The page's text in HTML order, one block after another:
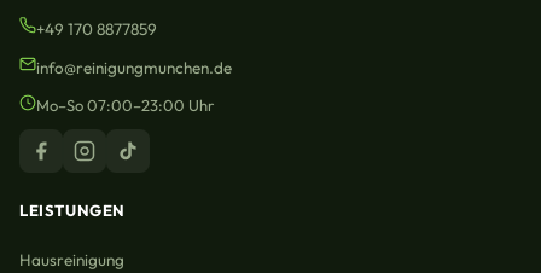
+49 170 8877859
info@reinigungmunchen.de
Mo–So 07:00–23:00 Uhr
LEISTUNGEN
Hausreinigung